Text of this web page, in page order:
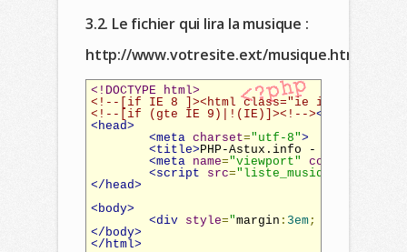
3.2. Le fichier qui lira la musique :
http://www.votresite.ext/musique.html
<!DOCTYPE html>
<!--[if IE 8 ]><html class="ie ie8"
<!--[if (gte IE 9)|!(IE)]><!--><html
<head>
<meta charset="utf-8">
<title>PHP-Astux.info - Sélection
<meta name="viewport" content
<script
src="liste_musiques.js"
</head>
<body>
<div style="margin : 3em;
</body>
</html>